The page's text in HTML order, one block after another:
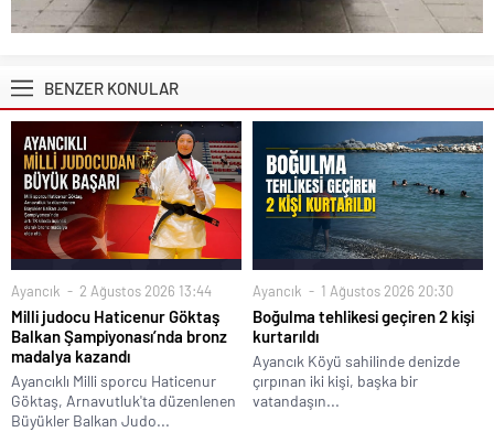
BENZER KONULAR
Ayancık 2 Ağustos 2026 13:44
Milli judocu Haticenur Göktaş
Balkan Şampiyonası’nda bronz
madalya kazandı
Ayancıklı Milli sporcu Haticenur
Göktaş, Arnavutluk'ta düzenlenen
Büyükler Balkan Judo...
Ayancık 1 Ağustos 2026 20:30
Boğulma tehlikesi geçiren 2 kişi
kurtarıldı
Ayancık Köyü sahilinde denizde
çırpınan iki kişi, başka bir
vatandaşın...